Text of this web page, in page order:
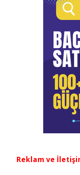
Reklam ve